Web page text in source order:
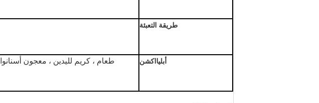
طريقة التعبئة
أبليااكشن طعام ، كريم لليدين ، معجون أسنانو